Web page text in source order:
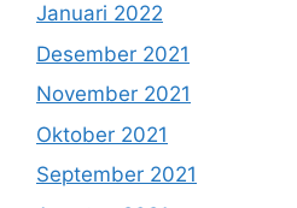
Januari 2022
Desember 2021
November 2021
Oktober 2021
September 2021